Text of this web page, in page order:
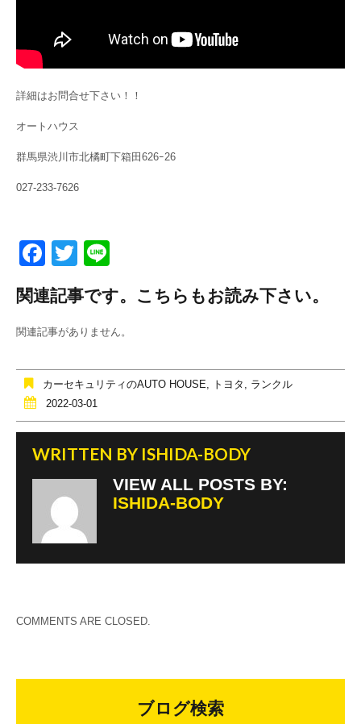
詳細はお問合せ下さい！！
オートハウス
群馬県渋川市北橘町下箱田626ｰ26
027-233-7626
F
a
c
e
o
o
k
T
tt
er
e
関連記事です。こちらもお読み下さい。
関連記事がありません。
カーセキュリティのAUTO HOUSE, トヨタ , ランクル
2022-03-01
WRITTEN BY ISHIDA-BODY
VIEW ALL POSTS BY:
ISHIDA-BODY
COMMENTS ARE CLOSED.
ブログ検索